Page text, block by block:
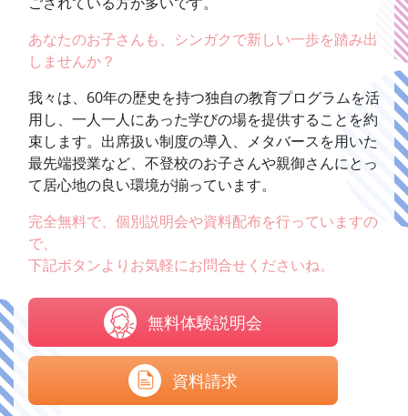
あなたのお子さんも、シンガクで新しい一歩を踏み出
しませんか？
我々は、60年の歴史を持つ独自の教育プログラムを活
用し、一人一人にあった学びの場を提供することを約
束します。出席扱い制度の導入、メタバースを用いた
最先端授業など、不登校のお子さんや親御さんにとっ
て居心地の良い環境が揃っています。
完全無料で、個別説明会や資料配布を行っていますの
で、
下記ボタンよりお気軽にお問合せくださいね。
無料体験説明会
資料請求